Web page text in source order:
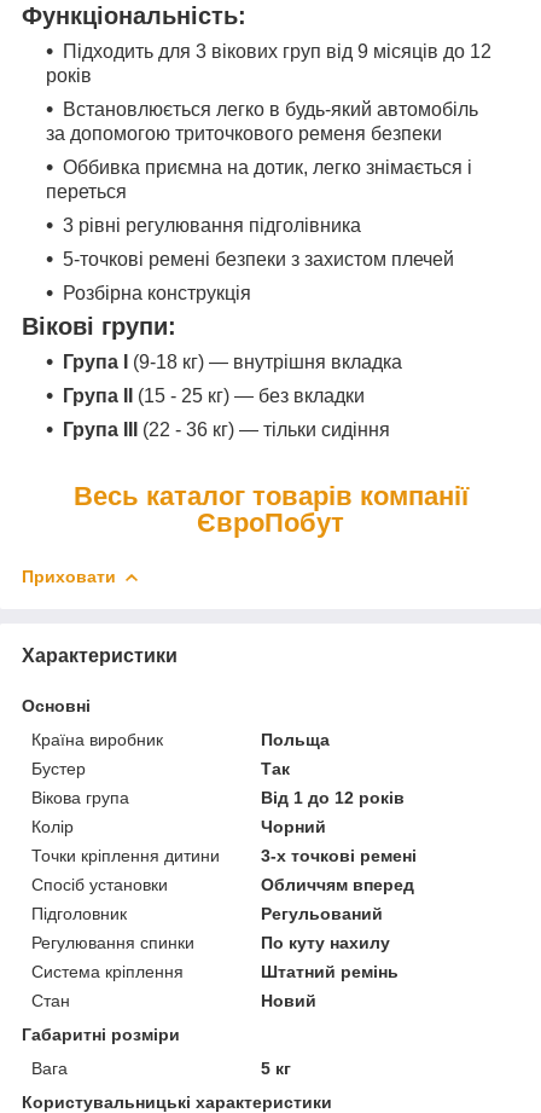
Функціональність:
Підходить для 3 вікових груп від 9 місяців до 12
років
Встановлюється легко в будь-який автомобіль
за допомогою триточкового ременя безпеки
Оббивка приємна на дотик, легко знімається і
переться
3 рівні регулювання підголівника
5-точкові ремені безпеки з захистом плечей
Розбірна конструкція
Вікові групи:
Група I (9-18 кг) — внутрішня вкладка
Група II (15 - 25 кг) — без вкладки
Група III (22 - 36 кг) — тільки сидіння
Весь каталог товарів компанії
ЄвроПобут
Приховати
Характеристики
Основні
Країна виробник
Польща
Бустер
Так
Вікова група
Від 1 до 12 років
Колір
Чорний
Точки кріплення дитини
3-х точкові ремені
Спосіб установки
Обличчям вперед
Підголовник
Регульований
Регулювання спинки
По куту нахилу
Система кріплення
Штатний ремінь
Стан
Новий
Габаритні розміри
Вага
5 кг
Користувальницькі характеристики